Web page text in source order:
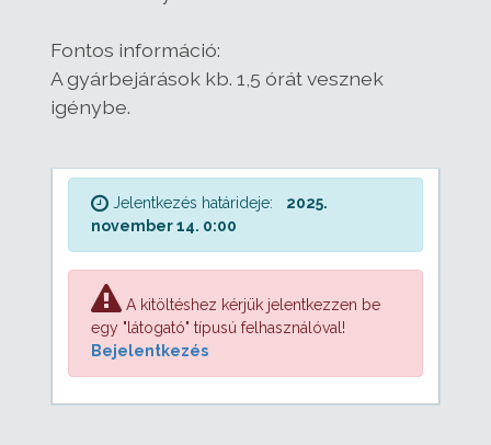
Fontos információ:
A gyárbejárások kb. 1,5 órát vesznek
igénybe.
Jelentkezés határideje:
2025.
november 14. 0:00
A kitöltéshez kérjük jelentkezzen be
egy "látogató" típusú felhasználóval!
Bejelentkezés